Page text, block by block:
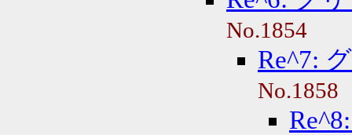
No.1854
Re^7:
No.1858